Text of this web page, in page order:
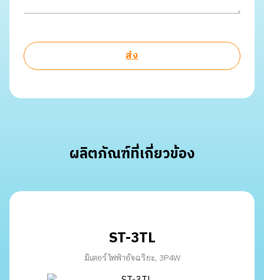
ผลิตภัณฑ์ที่เกี่ยวข้อง
ST-3TL
มิเตอร์ไฟฟ้าอัจฉริยะ, 3P4W